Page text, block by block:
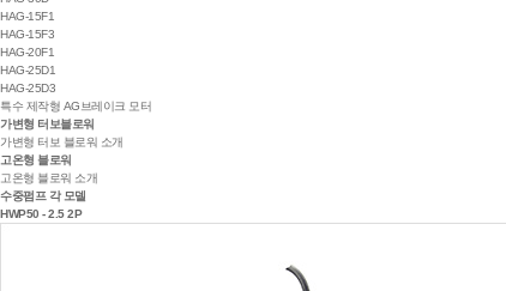
HAG-15F1
HAG-15F3
HAG-20F1
HAG-25D1
HAG-25D3
특수 제작형 AG브레이크 모터
가변형 터보블로워
가변형 터보 블로워 소개
고온형 블로워
고온형 블로워 소개
수중펌프 각 모델
HWP50 - 2.5 2P